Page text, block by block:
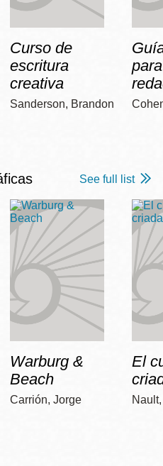
Curso de
escritura
creativa
Sanderson, Brandon
See full list
Warburg &
Beach
Carrión, Jorge
El